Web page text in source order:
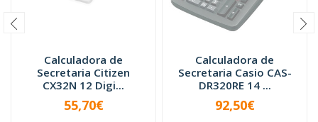
Calculadora de
Secretaria Citizen
CX32N 12 Digi...
INDISPONÍVEL
55,70€
Calculadora de
Secretaria Casio CAS-
DR320RE 14 ...
INDISPONÍVEL
92,50€